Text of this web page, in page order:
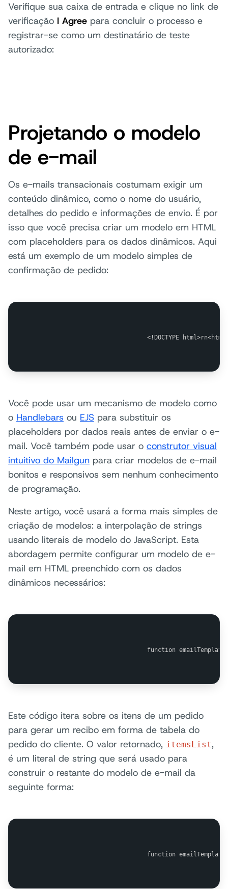
Verifique sua caixa de entrada e clique no link de
verificação I Agree para concluir o processo e
registrar-se como um destinatário de teste
autorizado:
Projetando o modelo
de e-mail
Os e-mails transacionais costumam exigir um
conteúdo dinâmico, como o nome do usuário,
detalhes do pedido e informações de envio. É por
isso que você precisa criar um modelo em HTML
com placeholders para os dados dinâmicos. Aqui
está um exemplo de um modelo simples de
confirmação de pedido:
<!DOCTYPE
Você pode usar um mecanismo de modelo como
o Handlebars ou EJS para substituir os
placeholders por dados reais antes de enviar o e-
mail. Você também pode usar o construtor visual
intuitivo do Mailgun para criar modelos de e-mail
bonitos e responsivos sem nenhum conhecimento
de programação.
Neste artigo, você usará a forma mais simples de
criação de modelos: a interpolação de strings
usando literais de modelo do JavaScript. Esta
abordagem permite configurar um modelo de e-
mail em HTML preenchido com os dados
dinâmicos necessários:
function
Este código itera sobre os itens de um pedido
para gerar um recibo em forma de tabela do
pedido do cliente. O valor retornado, itemsList,
é um literal de string que será usado para
construir o restante do modelo de e-mail da
seguinte forma:
function